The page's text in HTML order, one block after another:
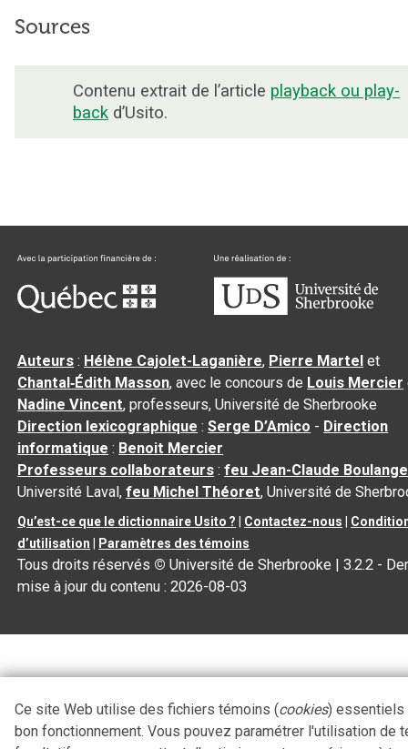
Sources
Contenu extrait de l’article playback ou play-
back d’Usito.
Auteurs : Hélène Cajolet-Laganière, Pierre Martel et
Chantal‑Édith Masson, avec le concours de Louis Mercier
Nadine Vincent, professeurs, Université de Sherbrooke
Direction lexicographique :Serge D’Amico - Direction
informatique : Benoit Mercier
Professeurs collaborateurs :feu Jean-Claude
Université Laval,feu Michel Théoret, Université de
Qu’est-ce que le dictionnaire Usito ? Contactez-nous
d’utilisation
Paramètres des témoins
Tous droits réservés © Université de Sherbrooke |3.2.2 -
mise à jour du contenu :2026-08-03
Ce site Web utilise des fichiers témoins (cookies) essentiels
bon fonctionnement. Vous pouvez paramétrer l'utilisation de